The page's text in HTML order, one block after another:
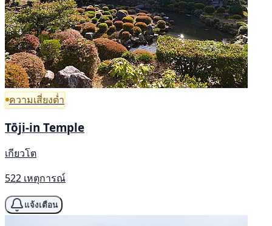
ความเสี่ยงต่ำ
Tōji-in Temple
เกียวโต
522 เหตุการณ์
แจ้งเตือน